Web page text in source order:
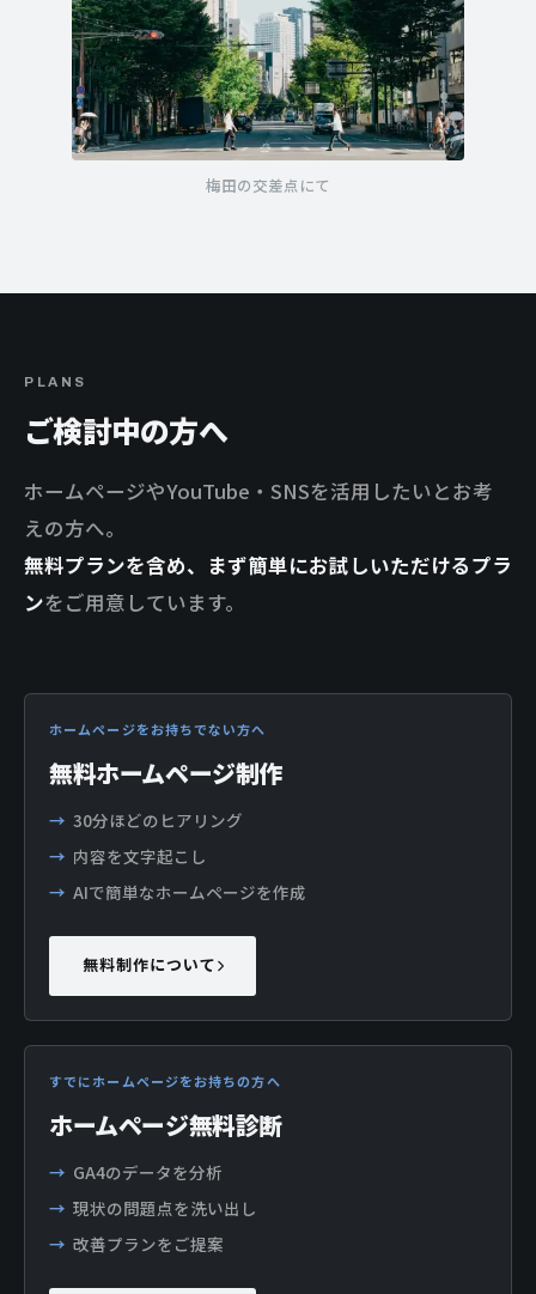
梅田の交差点にて
PLANS
ご検討中の方へ
ホームページやYouTube・SNSを活用したいとお考
えの方へ。
無料プランを含め、まず簡単にお試しいただけるプラ
ンをご用意しています。
ホームページをお持ちでない方へ
無料ホームページ制作
30分ほどのヒアリング
内容を文字起こし
AIで簡単なホームページを作成
無料制作について
すでにホームページをお持ちの方へ
ホームページ無料診断
GA4のデータを分析
現状の問題点を洗い出し
改善プランをご提案